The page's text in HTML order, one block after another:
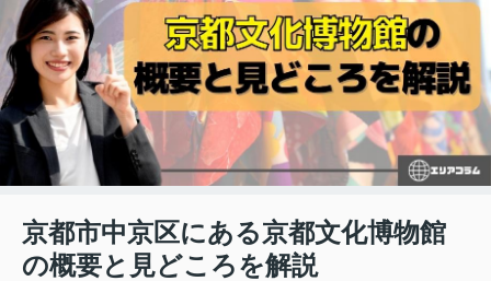
京都市中京区にある京都文化博物館
の概要と見どころを解説